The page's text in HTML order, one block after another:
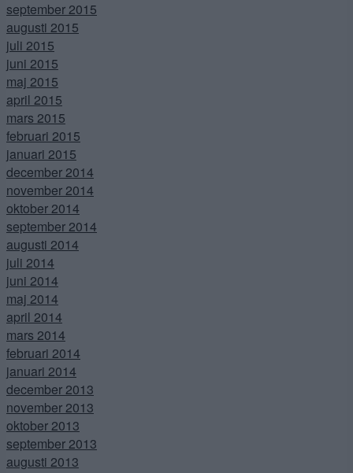
september 2015
augusti 2015
juli 2015
juni 2015
maj 2015
april 2015
mars 2015
februari 2015
januari 2015
december 2014
november 2014
oktober 2014
september 2014
augusti 2014
juli 2014
juni 2014
maj 2014
april 2014
mars 2014
februari 2014
januari 2014
december 2013
november 2013
oktober 2013
september 2013
augusti 2013